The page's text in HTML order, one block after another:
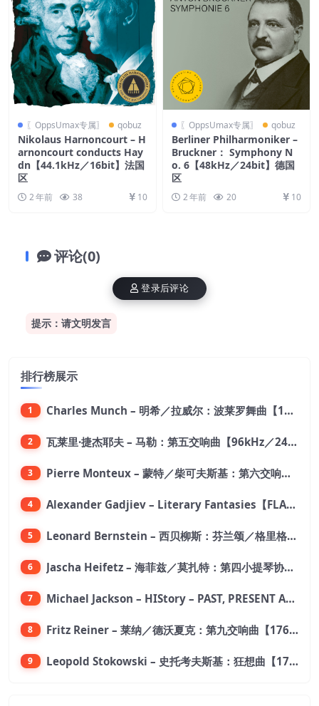
〖OppsUmax专属〗 qobuz
Nikolaus Harnoncourt – H
arnoncourt conducts Hay
dn【44.1kHz／16bit】法国
区
2 年前 38 10
〖OppsUmax专属〗 qobuz
Berliner Philharmoniker –
Bruckner： Symphony N
o. 6【48kHz／24bit】德国
区
2 年前 20 10
评论(0)
提示：请文明发言
登录后评论
排行榜展示
1 Charles Munch – 明希／拉威尔：波莱罗舞曲【176.4kHz／24bit】
2 瓦莱里·捷杰耶夫 – 马勒：第五交响曲【96kHz／24bit】
3 Pierre Monteux – 蒙特／柴可夫斯基：第六交响曲【176.4kHz／24bit】
4 Alexander Gadjiev – Literary Fantasies【FLAC 192】
5 Leonard Bernstein – 西贝柳斯：芬兰颂／格里格：培尔·金特组曲【44.1kHz／24bit】
6 Jascha Heifetz – 海菲兹／莫扎特：第四小提琴协奏曲，第五小提琴协奏曲《土耳其》／维瓦尔第：小提琴与大提琴协奏曲，RV 547【192kHz／24bit】
7 Michael Jackson – HIStory – PAST, PRESENT AND FUTURE – BOOK I【96kHz／24bit】
8 Fritz Reiner – 莱纳／德沃夏克：第九交响曲【176.4kHz／24bit】
9 Leopold Stokowski – 史托考夫斯基：狂想曲【176.4kHz／24bit】